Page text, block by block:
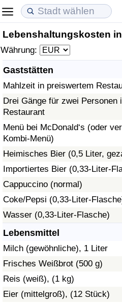
Lebenshaltungskosten
Währung:
Gaststätten
Mahlzeit in preiswertem
Drei Gänge für zwei Personen
Restaurant
Menü bei McDonald‘s (oder
Kombi-Menü)
Heimisches Bier (0,5 Liter,
Importiertes Bier (0,33-Liter-
Cappuccino (normal)
Coke/Pepsi (0,33-Liter-
Wasser (0,33-Liter-Flasche)
Lebensmittel
Milch (gewöhnliche), 1 Liter
Frisches Weißbrot (500 g)
Reis (weiß), (1 kg)
Eier (mittelgroß), (12 Stück)
Lebenshaltungskosten
Lebenshaltungskosten-Index
Lebenshaltungskosten-Index
Lebenshaltungskosten-Index
in Akaba
Immobilienpreise
Immobilienpreis-Index
Immobilienpreis-Index
Immobilienpreis-Index nach
Lebensqualität
Lebensqualität-Index
Lebensqualität-Index (aktuell)
Lebensqualitätsindex nach
Kriminalität
Kriminalitäts-Index (aktuell)
Kriminalitäts-Index
Kriminalitätsindex nach Land
Gesundheitsversorgung
Gesundheitsversorgungs-
Gesundheitsversorgungs-